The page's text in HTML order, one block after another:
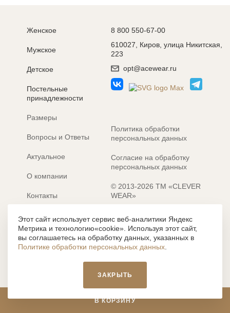
В КОРЗИНУ
Женское
Мужское
Детское
Постельные
принадлежности
Размеры
Вопросы и Ответы
Актуальное
О компании
Контакты
Электронные каталоги
8 800 550-67-00
610027, Киров, улица Никитская,
223
opt@acewear.ru
Политика обработки
персональных данных
Согласие на обработку
персональных данных
© 2013-2026 ТМ «CLEVER
WEAR»
Разработка сайта: MACHAON
Все содержание, представленное или отраженное на сайте
https://clever-style.ru, включая, но не ограничиваясь, текстом,
графикой, фотографиями, иллюстрациями и т.д., являются
объектами авторского права, использование которых, без
письменного разрешения администрации и без активной
влечет наложение ответственности с действующим
законодательством РФ.
Этот сайт использует сервис веб-аналитики Яндекс
Метрика и технологию«cookie». Используя этот сайт,
вы соглашаетесь на обработку данных, указанных в
Политике обработки персональных данных
ЗАКРЫТЬ